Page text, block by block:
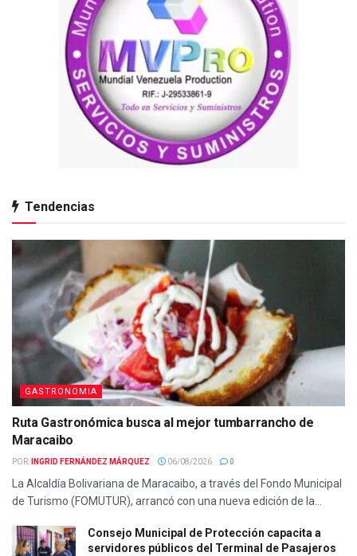
Tendencias
GASTRONOMIA
Ruta Gastronómica busca al mejor tumbarrancho de
Maracaibo
POR: INGRID FERNÁNDEZ MÁRQUEZ 06/08/2026 0
La Alcaldía Bolivariana de Maracaibo, a través del Fondo Municipal
de Turismo (FOMUTUR), arrancó con una nueva edición de la...
Consejo Municipal de Protección capacita a
servidores públicos del Terminal de Pasajeros